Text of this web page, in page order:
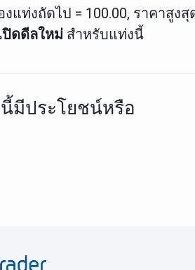
แท่งถัดไป = 100.00, ราคาสูงสุ
ปิดดีลใหม่ สำหรับแท่งนี้
มีประโยชน์หรือ